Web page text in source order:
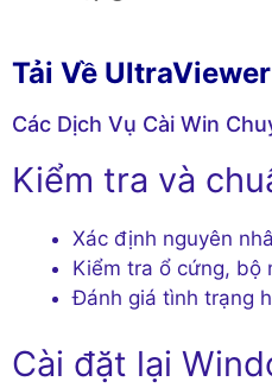
Tải Về
Các Dịch Vụ Cài Win
Kiểm tra và
Xác định nguyên
Kiểm tra ổ cứng, bộ
Đánh giá tình trạng
Cài đặt lại